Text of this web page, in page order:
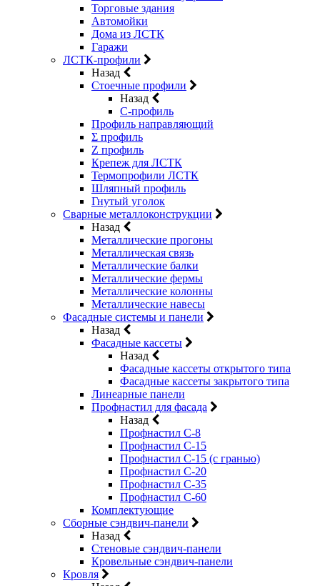
Торговые здания
Автомойки
Дома из ЛСТК
Гаражи
ЛСТК-профили
Назад
Стоечные профили
Назад
C-профиль
Профиль направляющий
Σ профиль
Z профиль
Крепеж для ЛСТК
Термопрофили ЛСТК
Шляпный профиль
Гнутый уголок
Сварные металлоконструкции
Назад
Металлические прогоны
Металлическая связь
Металлические балки
Металлические фермы
Металлические колонны
Металлические навесы
Фасадные системы и панели
Назад
Фасадные кассеты
Назад
Фасадные кассеты открытого типа
Фасадные кассеты закрытого типа
Линеарные панели
Профнастил для фасада
Назад
Профнастил С-8
Профнастил С-15
Профнастил С-15 (с гранью)
Профнастил С-20
Профнастил С-35
Профнастил С-60
Комплектующие
Сборные сэндвич-панели
Назад
Стеновые сэндвич-панели
Кровельные сэндвич-панели
Кровля